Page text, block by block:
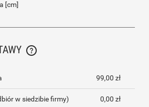
[cm]
KOSZTÓW PŁATNOŚCI
99,00 zł
w siedzibie firmy) 0,00 zł